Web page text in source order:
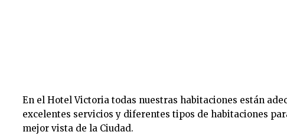
En el Hotel Victoria todas nuestras habitaciones están
excelentes servicios y diferentes tipos de habitaciones
mejor vista de la Ciudad.